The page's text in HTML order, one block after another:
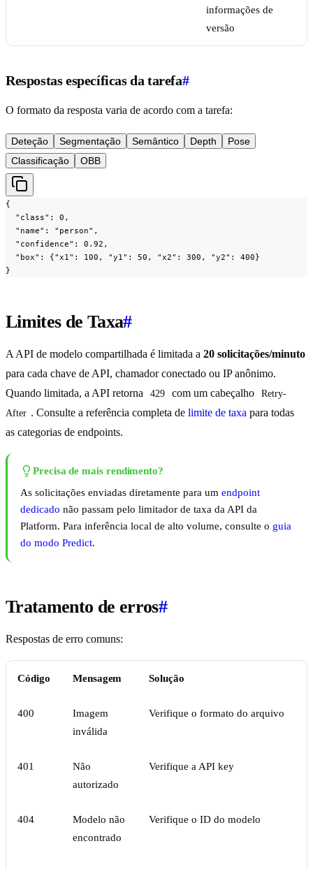
informações de
versão
Respostas específicas da tarefa#
O formato da resposta varia de acordo com a tarefa:
Deteção Segmentação Semântico Depth
Pose
Classificação
OBB
{
  "class": 0,
  "name": "person",
  "confidence": 0.92,
  "box": {"x1": 100, "y1": 50, "x2": 300, "y2": 400}
}
Limites de Taxa#
A API de modelo compartilhada é limitada a 20 solicitações/minuto
para cada chave de API, chamador conectado ou IP anônimo.
Quando limitada, a API retorna
429 com um cabeçalho
Retry-
After . Consulte a referência completa de limite de taxa para todas
as categorias de endpoints.
Precisa de mais rendimento?
As solicitações enviadas diretamente para um endpoint
dedicado não passam pelo limitador de taxa da API da
Platform. Para inferência local de alto volume, consulte o guia
do modo Predict.
Tratamento de erros#
Respostas de erro comuns:
Código Mensagem Solução
400
Imagem
inválida
Verifique o formato do arquivo
401
Não
autorizado
Verifique a API key
404
Modelo não
encontrado
Verifique o ID do modelo